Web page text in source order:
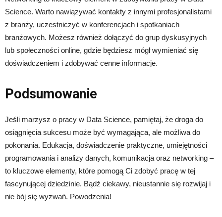
Science. Warto nawiązywać kontakty z innymi profesjonalistami
z branży, uczestniczyć w konferencjach i spotkaniach
branżowych. Możesz również dołączyć do grup dyskusyjnych
lub społeczności online, gdzie będziesz mógł wymieniać się
doświadczeniem i zdobywać cenne informacje.
Podsumowanie
Jeśli marzysz o pracy w Data Science, pamiętaj, że droga do
osiągnięcia sukcesu może być wymagająca, ale możliwa do
pokonania. Edukacja, doświadczenie praktyczne, umiejętności
programowania i analizy danych, komunikacja oraz networking –
to kluczowe elementy, które pomogą Ci zdobyć pracę w tej
fascynującej dziedzinie. Bądź ciekawy, nieustannie się rozwijaj i
nie bój się wyzwań. Powodzenia!